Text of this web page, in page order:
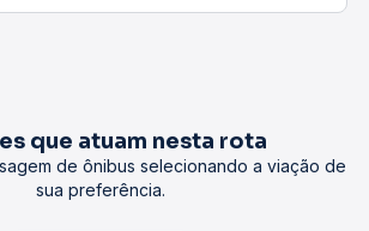
que atuam nesta rota
de ônibus selecionando a viação de
sua preferência.